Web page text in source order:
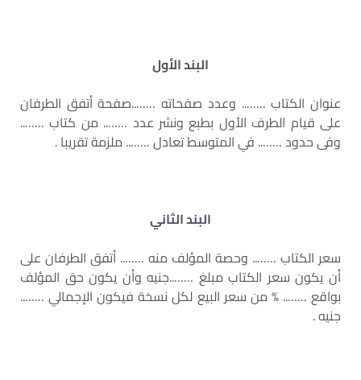
البند الأول
عنوان الكتاب …….. وعدد صفحاته ……..صفحة أتفق الطرفان
على قيام الطرف الأول بطبع ونشر عدد …….. من كتاب ……..
وفى حدود …….. في المتوسط تعادل …….. ملزمة تقريبا .
البند الثاني
سعر الكتاب …….. وحصة المؤلف منه …….. أتفق الطرفان على
أن يكون سعر الكتاب مبلغ ……..جنيه وأن يكون حق المؤلف
بواقع …….. % من سعر البيع لكل نسخة فيكون الإجمالي ……..
جنيه .